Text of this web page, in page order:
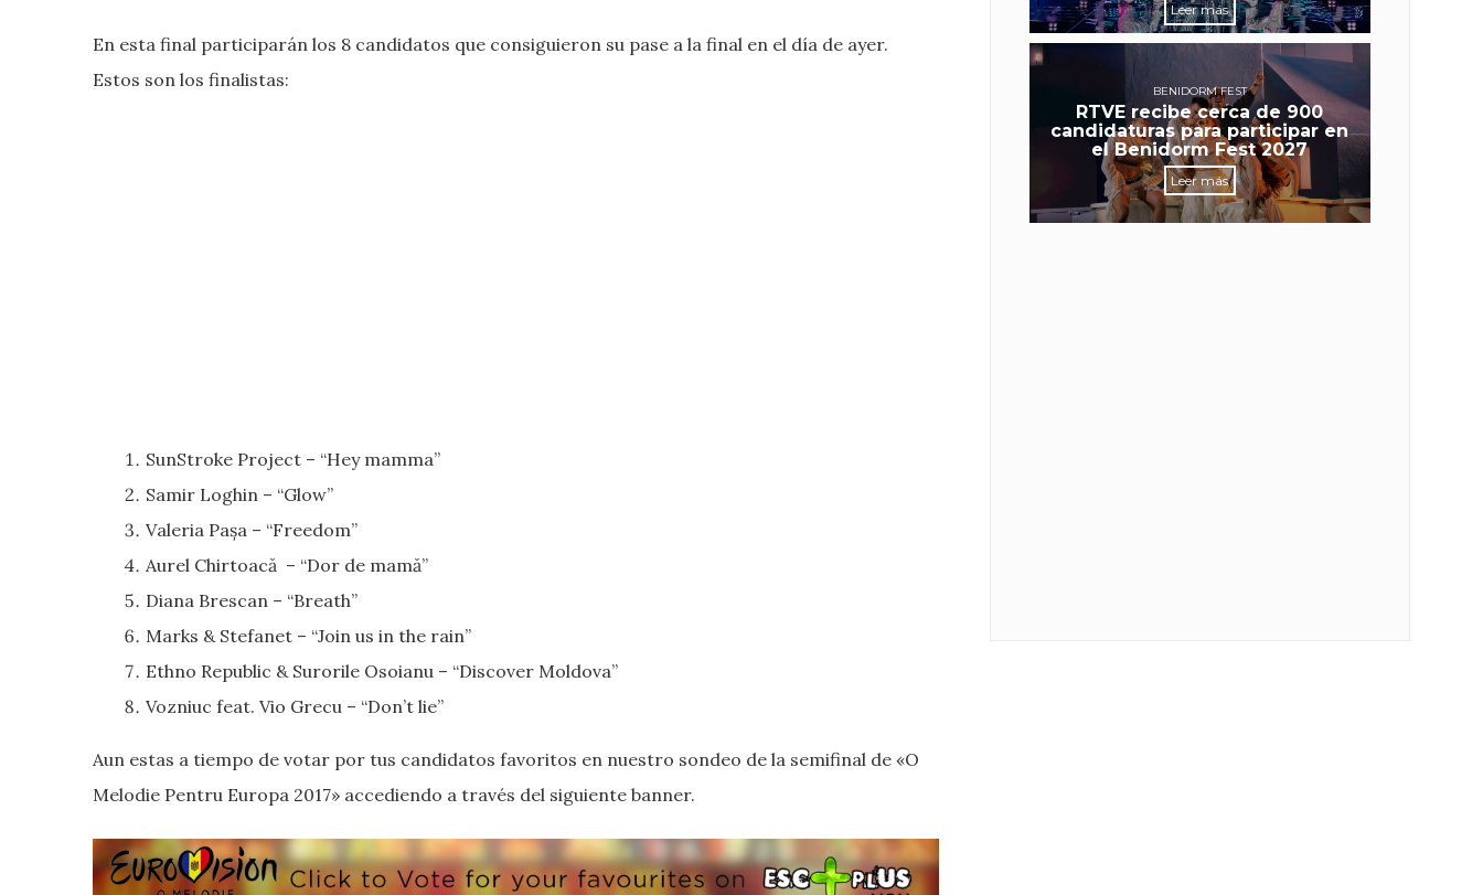
En esta final participarán los 8 candidatos que consiguieron su pase a la final en el día de ayer.
Estos son los finalistas:
SunStroke Project – “Hey mamma”
Samir Loghin – “Glow”
Valeria Pașa – “Freedom”
Aurel Chirtoacă – “Dor de mamă”
Diana Brescan – “Breath”
Marks & Stefanet – “Join us in the rain”
Ethno Republic & Surorile Osoianu – “Discover Moldova”
Vozniuc feat. Vio Grecu – “Don’t lie”
Aun estas a tiempo de votar por tus candidatos favoritos en nuestro sondeo de la semifinal de «O
Melodie Pentru Europa 2017» accediendo a través del siguiente banner.
Leer más
BENIDORM FEST
RTVE recibe cerca de 900
candidaturas para participar en
el Benidorm Fest 2027
Leer más